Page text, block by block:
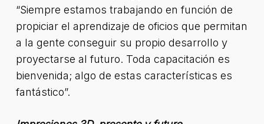
“Siempre estamos trabajando en función de
propiciar el aprendizaje de oficios que permitan
a la gente conseguir su propio desarrollo y
proyectarse al futuro. Toda capacitación es
bienvenida; algo de estas características es
fantástico”.